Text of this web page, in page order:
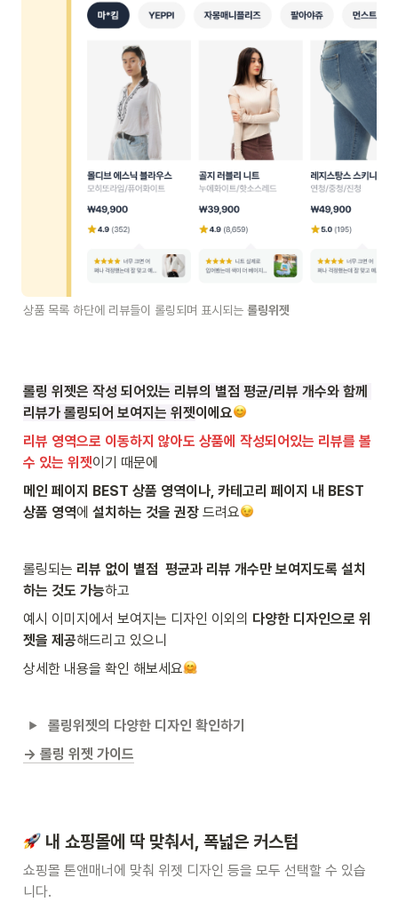
상품 목록 하단에 리뷰들이 롤링되며 표시되는 롤링위젯
롤링 위젯은 작성 되어있는 리뷰의 별점 평균/리뷰 개수와 함께
리뷰가 롤링되어 보여지는 위젯이에요
리뷰 영역으로 이동하지 않아도 상품에 작성되어있는 리뷰를 볼
수 있는 위젯이기 때문에
메인 페이지 BEST 상품 영역이나, 카테고리 페이지 내 BEST
상품 영역에 설치하는 것을 권장 드려요
롤링되는 리뷰 없이 별점  평균과 리뷰 개수만 보여지도록 설치
하는 것도 가능하고
예시 이미지에서 보여지는 디자인 이외의 다양한 디자인으로 위
젯을 제공해드리고 있으니
상세한 내용을 확인 해보세요
롤링위젯의 다양한 디자인 확인하기
→ 롤링 위젯 가이드
내 쇼핑몰에 딱 맞춰서, 폭넓은 커스텀
쇼핑몰 톤앤매너에 맞춰 위젯 디자인 등을 모두 선택할 수 있습
니다.